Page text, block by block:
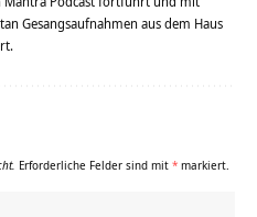
Gesangsaufnahmen aus dem Haus
Erforderliche Felder sind mit * markiert.